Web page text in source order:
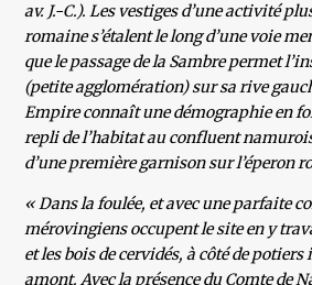
av. J.-C.). Les vestiges d’une activité
romaine s’étalent le long d’une voie
que le passage de la Sambre permet
(petite agglomération) sur sa rive
Empire connaît une démographie en
repli de l’habitat au confluent
d’une première garnison sur l’éperon
« Dans la foulée, et avec une parfaite
mérovingiens occupent le site en y
et les bois de cervidés, à côté de
amont. Avec la présence du Comte de